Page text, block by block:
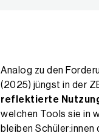
Analog zu den
(2025) jüngst in der
reflektierte Nutzung
welchen Tools sie in
bleiben